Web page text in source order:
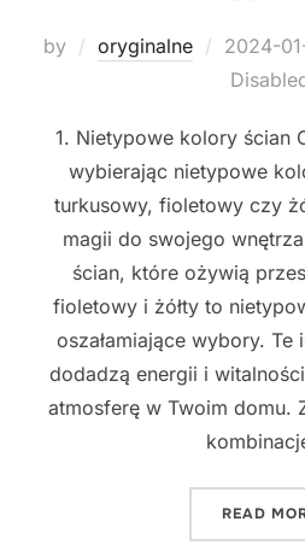
by oryginalne
Posted
on
2024-
1. Nietypowe kolory ścian
wybierając nietypowe
turkusowy, fioletowy czy
magii do swojego
ścian, które ożywią
fioletowy i żółty to
oszałamiające wybory. Te
dodadzą energii i
atmosferę w Twoim domu.
READ